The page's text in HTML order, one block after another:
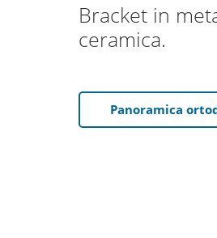
Bracket in
ceramica.
Panoramica